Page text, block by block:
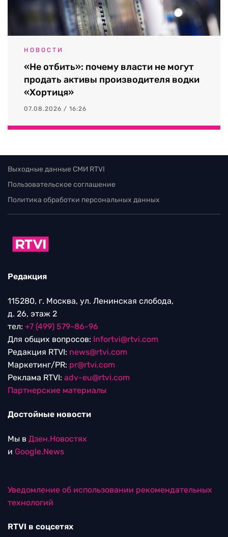
НОВОСТИ
«Не отбить»: почему власти не могут
продать активы производителя водки
«Хортиця»
07.08.2026 / 16:26
Выходные данные СМИ RTVI
Пользовательское соглашение
Политика обработки персональных данных
Редакция
115280, г. Москва, ул. Ленинская слобода,
д. 26, этаж 2
тел: +7 (499) 579-86-96
Для общих вопросов: Infortvi@rtvi.com
Редакция RTVI: news@rtvi.com
Маркетинг/PR: pr@rtvi.com
Реклама RTVI: adv-eu@rtvi.com
Партнерские материалы
Достойные новости
Мы в Дзен.Новостях
и Google.News
Уведомление об использовании рекомендательных
технологий
RTVI в соцсетях